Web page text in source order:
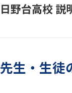
日野台高校 説
先生・生徒